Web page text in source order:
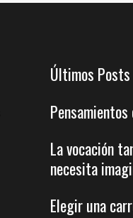
Últimos Posts
Pensamientos
La vocación
necesita
Elegir una